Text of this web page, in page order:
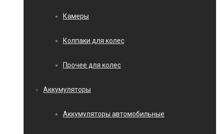
Камеры
Колпаки для колес
Прочее для колес
Аккумуляторы
Аккумуляторы автомобильные